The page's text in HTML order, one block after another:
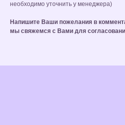
необходимо уточнить у менеджера)
Напишите Ваши пожелания в
мы свяжемся с Вами для